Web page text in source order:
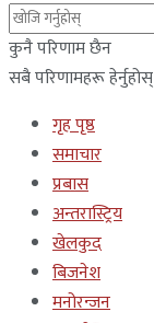
कुनै परिणाम छैन
सबै परिणामहरू हेर्नुहोस्
गृह पृष्ठ
समाचार
प्रबास
अन्तरास्ट्रिय
खेलकुद
बिजनेश
मनोरन्जन